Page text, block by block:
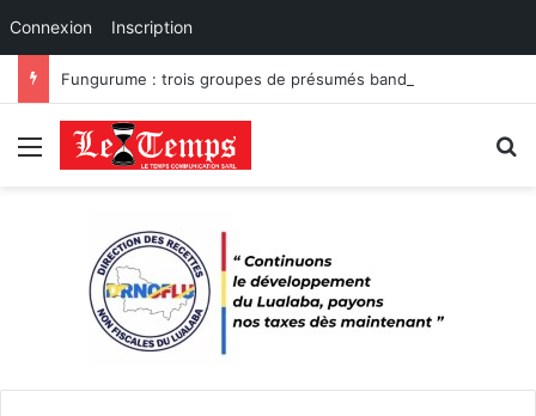
Connexion Inscription
Menu